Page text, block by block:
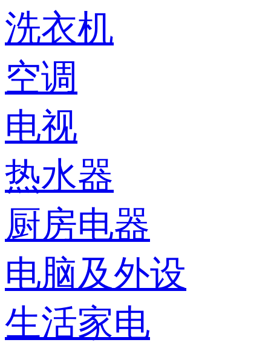
洗衣机
空调
电视
热水器
厨房电器
电脑及外设
生活家电